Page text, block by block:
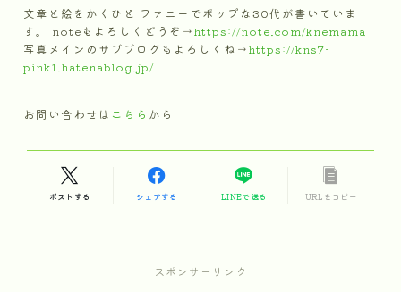
文章と絵をかくひと ファニーでポップな30代が書いていま
す。 noteもよろしくどうぞ→https://note.com/knemama
写真メインのサブブログもよろしくね→https://kns7-
pink1.hatenablog.jp/
お問い合わせは こちら から
ポストする シェアする LINEで送る URLをコピー
スポンサーリンク